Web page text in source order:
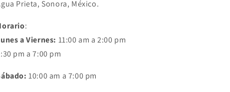
Prieta, Sonora, México.
:
a Viernes: 11:00 am a 2:00 pm
pm a 7:00 pm
10:00 am a 7:00 pm